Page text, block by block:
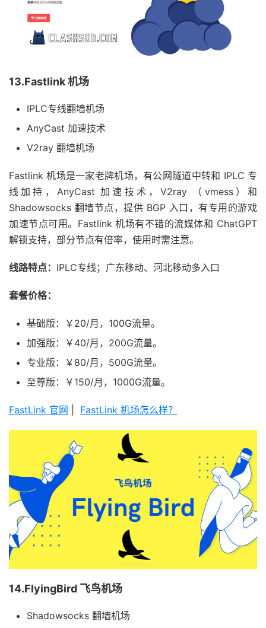
13.Fastlink 机场
IPLC专线翻墙机场
AnyCast 加速技术
V2ray 翻墙机场
Fastlink 机场是一家老牌机场，有公网隧道中转和 IPLC 专
线加持，AnyCast 加速技术，V2ray （vmess）和
Shadowsocks 翻墙节点，提供 BGP 入口，有专用的游戏
加速节点可用。Fastlink 机场有不错的流媒体和 ChatGPT
解锁支持，部分节点有倍率，使用时需注意。
线路特点： IPLC专线；广东移动、河北移动多入口
套餐价格：
基础版：￥20/月，100G流量。
加强版：￥40/月，200G流量。
专业版：￥80/月，500G流量。
至尊版：￥150/月，1000G流量。
FastLink 官网 FastLink 机场怎么样？
14.FlyingBird 飞鸟机场
Shadowsocks 翻墙机场